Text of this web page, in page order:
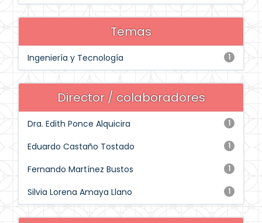
Temas
1
Ingeniería y Tecnología
Director / colaboradores
1
Dra. Edith Ponce Alquicira
1
Eduardo Castaño Tostado
1
Fernando Martínez Bustos
1
Silvia Lorena Amaya Llano